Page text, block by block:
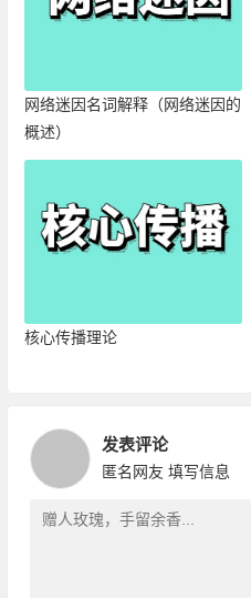
网络迷因名词解释（网络迷因的
概述）
核心传播理论
发表评论
匿名网友 填写信息